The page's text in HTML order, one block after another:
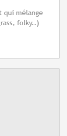
qui mélange
folky..)